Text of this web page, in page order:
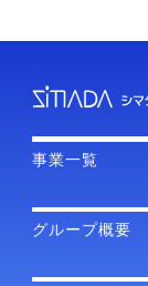
事業一覧
グループ概要